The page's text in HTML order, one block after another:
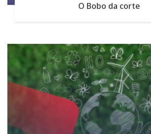
O Bobo da corte